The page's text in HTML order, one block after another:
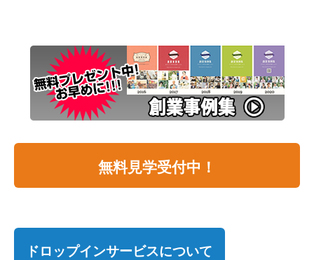
無料見学受付中！
ドロップインサービスについて